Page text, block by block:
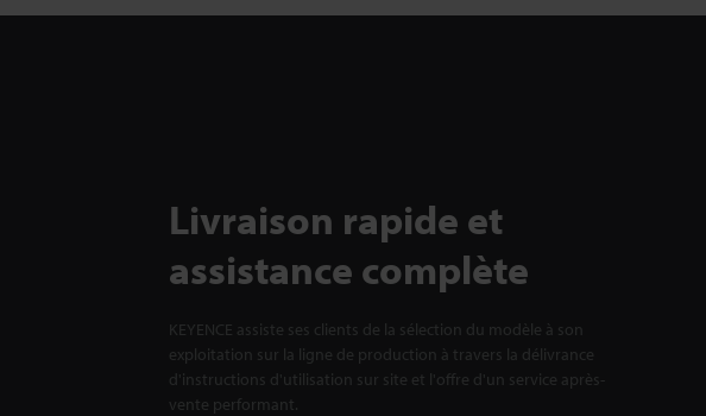
Livraison rapide et
assistance complète
KEYENCE assiste ses clients de la sélection du modèle à son
exploitation sur la ligne de production à travers la délivrance
d'instructions d'utilisation sur site et l'offre d'un service après-
vente performant.